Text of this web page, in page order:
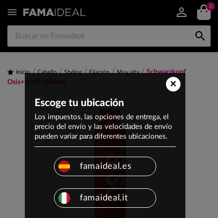
 0

Inicio Cabello Styling Fijación Muy alta
Schwarzkopf
Osis+ Craft (300ml)
×
Escoge tu ubicación
Los impuestos, las opciones de entrega, el
precio del envío y las velocidades de envío
pueden variar para diferentes ubicaciones.
famaideal.es
famaideal.it